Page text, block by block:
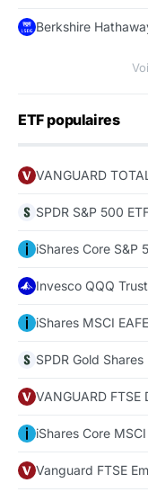
Berkshire
ETF populaires
VANGUARD
SPDR S&P 500
iShares Core S&P
Invesco QQQ
iShares MSCI
SPDR Gold Shares
VANGUARD FTSE
iShares Core
Vanguard FTSE